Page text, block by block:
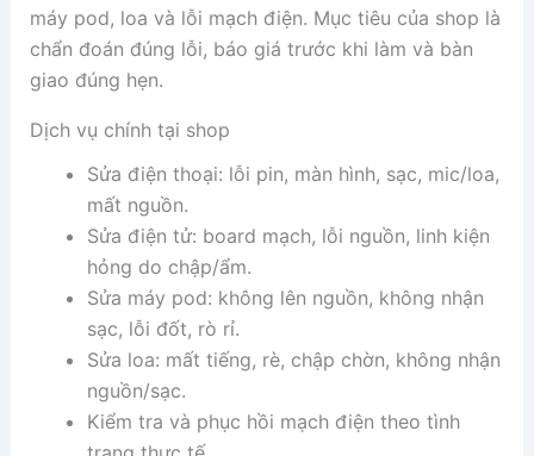
máy pod, loa và lỗi mạch điện. Mục tiêu của shop là
chẩn đoán đúng lỗi, báo giá trước khi làm và bàn
giao đúng hẹn.
Dịch vụ chính tại shop
Sửa điện thoại: lỗi pin, màn hình, sạc, mic/loa,
mất nguồn.
Sửa điện tử: board mạch, lỗi nguồn, linh kiện
hỏng do chập/ẩm.
Sửa máy pod: không lên nguồn, không nhận
sạc, lỗi đốt, rò rỉ.
Sửa loa: mất tiếng, rè, chập chờn, không nhận
nguồn/sạc.
Kiểm tra và phục hồi mạch điện theo tình